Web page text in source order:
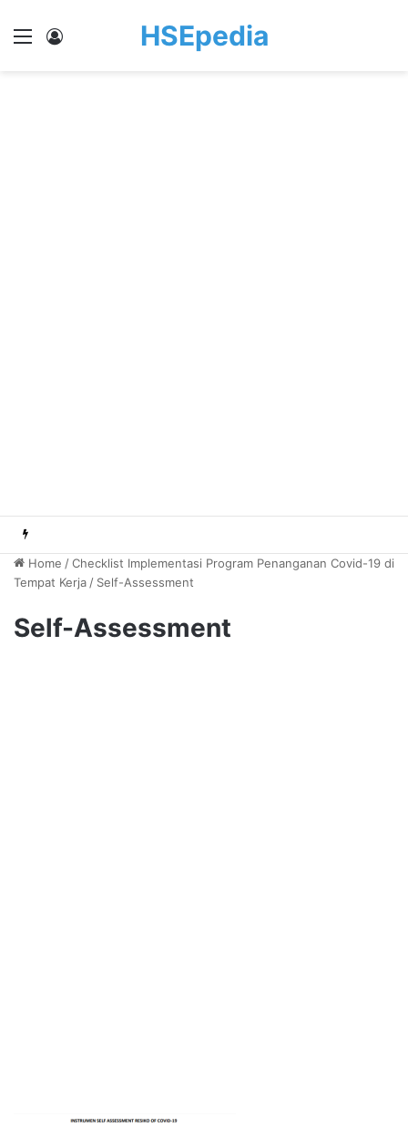
Menu HSEpedia
Home /Checklist Implementasi Program Penanganan Covid-19 di
Tempat Kerja / Self-Assessment
Self-Assessment